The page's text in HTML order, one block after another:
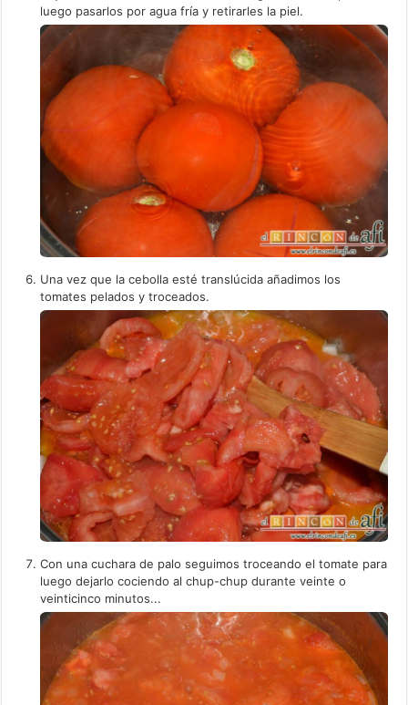
luego pasarlos por agua fría y retirarles la piel.
Una vez que la cebolla esté translúcida añadimos los
tomates pelados y troceados.
Con una cuchara de palo seguimos troceando el tomate para
luego dejarlo cociendo al chup-chup durante veinte o
veinticinco minutos...